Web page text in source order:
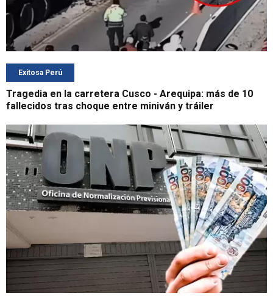
Exitosa Perú
Tragedia en la carretera Cusco - Arequipa: más de 10
fallecidos tras choque entre miniván y tráiler